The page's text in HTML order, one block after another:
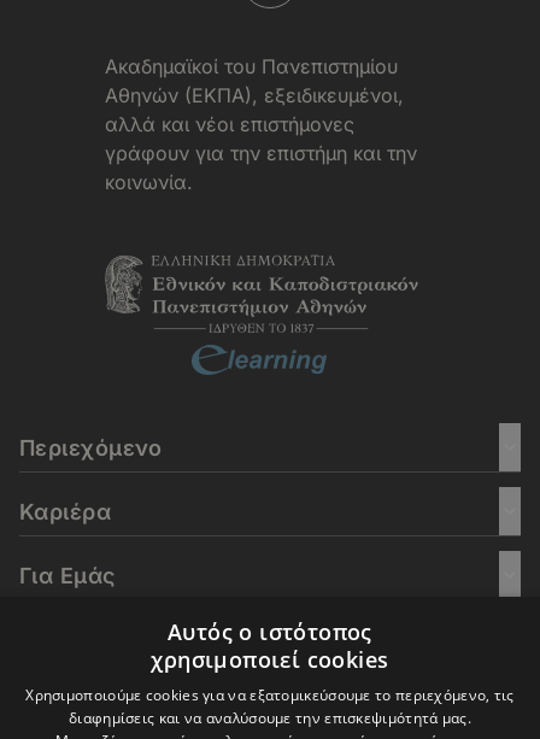
Aκαδημαϊκοί του Πανεπιστημίου
Αθηνών (ΕΚΠΑ), εξειδικευμένοι,
αλλά και νέοι επιστήμονες
γράφουν για την επιστήμη και την
κοινωνία.
Περιεχόμενο
Καριέρα
Για Εμάς
E-Learning
Αυτός ο ιστότοπος
χρησιμοποιεί cookies
Χρησιμοποιούμε cookies για να εξατομικεύσουμε το περιεχόμενο, τις
διαφημίσεις και να αναλύσουμε την επισκεψιμότητά μας.